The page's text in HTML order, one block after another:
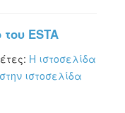
ESTA
Η ιστοσελίδα
ιστοσελίδα